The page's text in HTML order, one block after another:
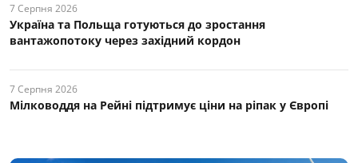
7 Серпня 2026
Україна та Польща готуються до зростання
вантажопотоку через західний кордон
7 Серпня 2026
Мілководдя на Рейні підтримує ціни на ріпак у Європі